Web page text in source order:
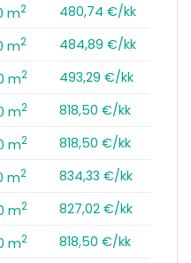
m2
480,74 €/kk
m2
484,89 €/kk
m2
493,29 €/kk
m2
818,50 €/kk
m2
818,50 €/kk
m2
834,33 €/kk
m2
827,02 €/kk
m2
818,50 €/kk